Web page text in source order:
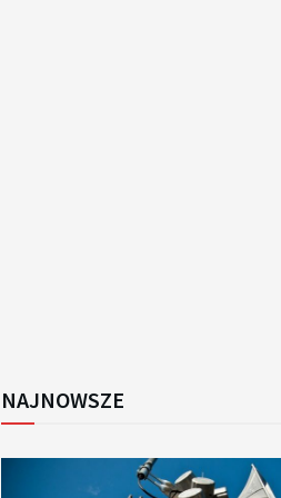
NAJNOWSZE